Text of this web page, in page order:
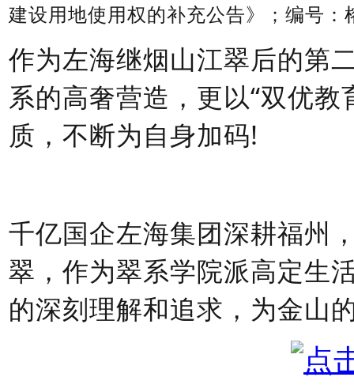
建设用地使用权的补充公告》；编号
作为左海继烟山江翠后的第
系的高奢营造，更以“双优教
质，不断为自身加码!
千亿国企左海集团深耕福州
翠，作为翠系学院派高定生
的深刻理解和追求，为金山